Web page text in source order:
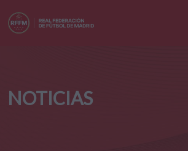
NOTICIAS